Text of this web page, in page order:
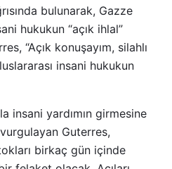
bulunarak, Gazze
hukukun “açık ihlal”
“Açık konuşayım, silahlı
insani hukukun
insani yardımın girmesine
Guterres,
birkaç gün içinde